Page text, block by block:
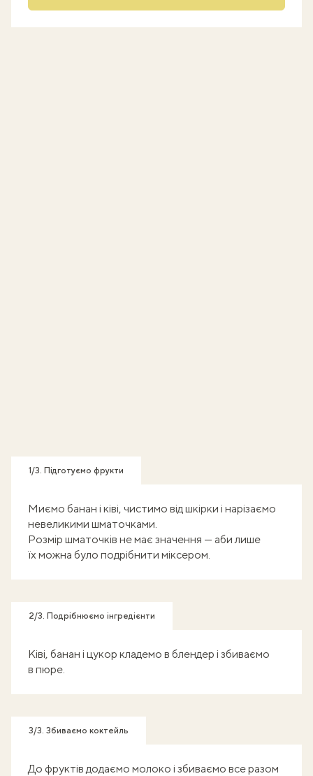
1/3. Підготуємо фрукти
Миємо банан і ківі, чистимо від шкірки і нарізаємо
невеликими шматочками.
Розмір шматочків не має значення — аби лише
їх можна було подрібнити міксером.
2/3. Подрібнюємо інгредієнти
Ківі, банан і цукор кладемо в блендер і збиваємо
в пюре.
3/3. Збиваємо коктейль
До фруктів додаємо молоко і збиваємо все разом